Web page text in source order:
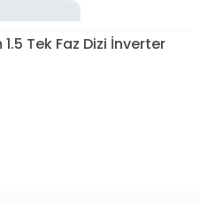
Tek Faz Dizi İnverter